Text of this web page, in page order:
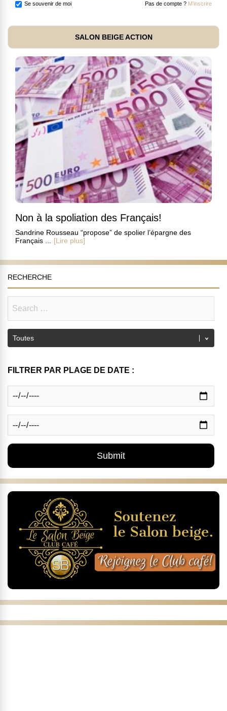
Se souvenir de moi Pas de compte ? M'inscrire
SALON BEIGE ACTION
Non à la spoliation des Français!
Sandrine Rousseau “propose” de spolier l’épargne des
Français ...
[Lire plus]
RECHERCHE
FILTRER PAR PLAGE DE DATE :